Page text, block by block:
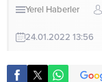
Yerel Haberler
24.01.2022 13:56